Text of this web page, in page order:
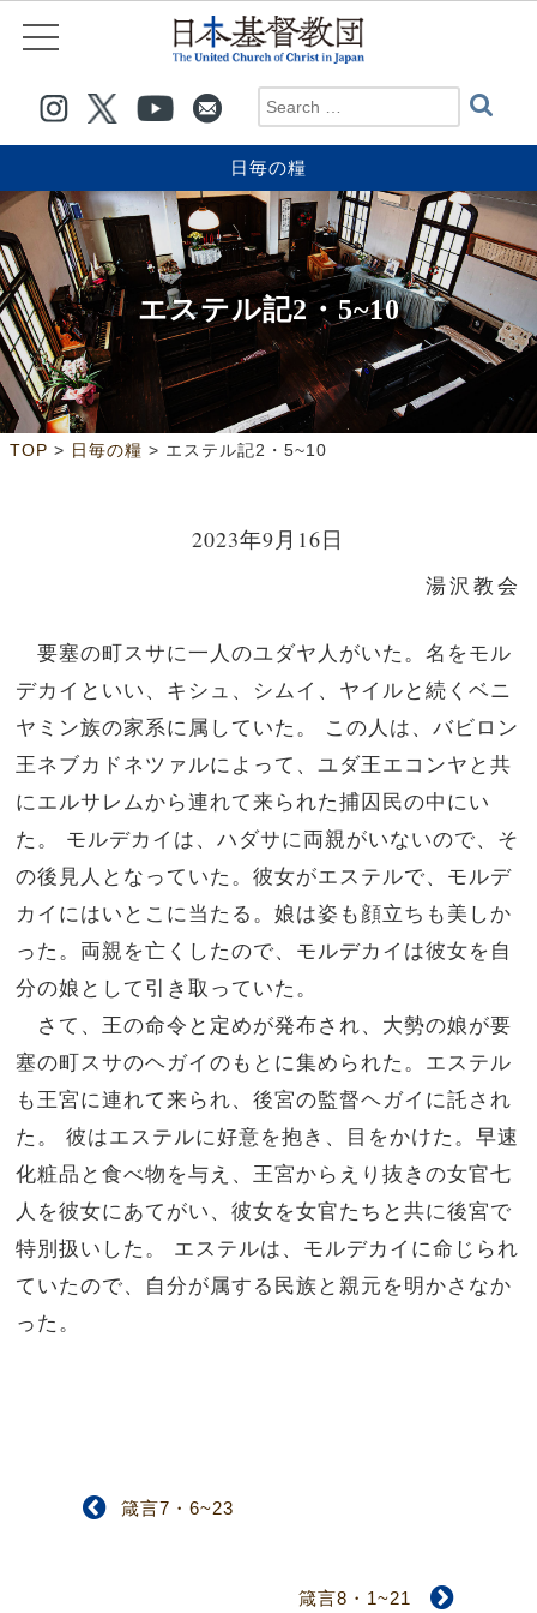
日毎の糧
エステル記2・5~10
TOP > 日毎の糧 > エステル記2・5~10
2023年9月16日
湯沢教会
要塞の町スサに一人のユダヤ人がいた。名をモル
デカイといい、キシュ、シムイ、ヤイルと続くベニ
ヤミン族の家系に属していた。 この人は、バビロン
王ネブカドネツァルによって、ユダ王エコンヤと共
にエルサレムから連れて来られた捕囚民の中にい
た。 モルデカイは、ハダサに両親がいないので、そ
の後見人となっていた。彼女がエステルで、モルデ
カイにはいとこに当たる。娘は姿も顔立ちも美しか
った。両親を亡くしたので、モルデカイは彼女を自
分の娘として引き取っていた。
さて、王の命令と定めが発布され、大勢の娘が要
塞の町スサのヘガイのもとに集められた。エステル
も王宮に連れて来られ、後宮の監督ヘガイに託され
た。 彼はエステルに好意を抱き、目をかけた。早速
化粧品と食べ物を与え、王宮からえり抜きの女官七
人を彼女にあてがい、彼女を女官たちと共に後宮で
特別扱いした。 エステルは、モルデカイに命じられ
ていたので、自分が属する民族と親元を明かさなか
った。
箴言7・6~23
箴言8・1~21